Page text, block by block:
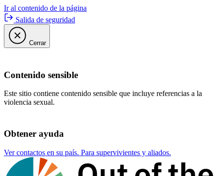
Ir al contenido de la página
Salida de seguridad
Cerrar
Contenido sensible
Este sitio contiene contenido sensible que incluye referencias a la
violencia sexual.
Obtener ayuda
Ver contactos en su país. Para supervivientes y aliados.